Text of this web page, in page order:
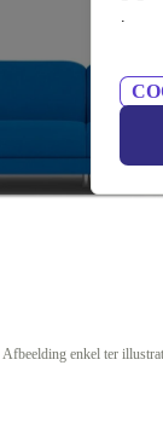
.
Afbeelding enkel ter